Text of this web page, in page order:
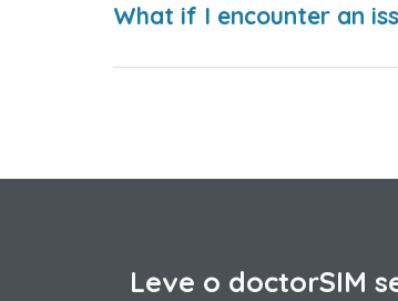
What if I encounter an
Leve o doctorSIM